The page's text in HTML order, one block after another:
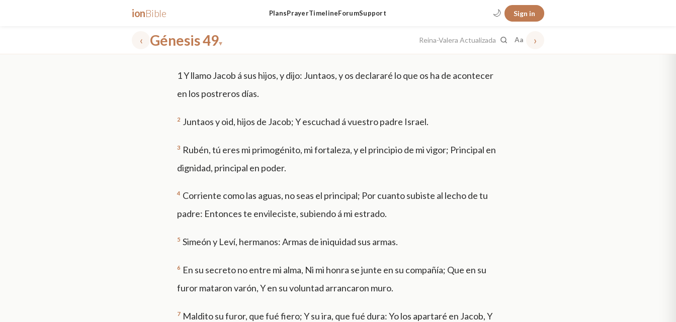
ionBible PlansPrayerTimelineForumSupport 🌙 Sign in
‹ Génesis 49▾ Reina-Valera Actualizada Aa ›
1Y llamo Jacob á sus hijos, y dijo: Juntaos, y os declararé lo que os ha de acontecer
en los postreros días.
2 Juntaos y oid, hijos de Jacob; Y escuchad á vuestro padre Israel.
3 Rubén, tú eres mi primogénito, mi fortaleza, y el principio de mi vigor; Principal en
dignidad, principal en poder.
4 Corriente como las aguas, no seas el principal; Por cuanto subiste al lecho de tu
padre: Entonces te envileciste, subiendo á mi estrado.
5 Simeón y Leví, hermanos: Armas de iniquidad sus armas.
6 En su secreto no entre mi alma, Ni mi honra se junte en su compañía; Que en su
furor mataron varón, Y en su voluntad arrancaron muro.
7 Maldito su furor, que fué fiero; Y su ira, que fué dura: Yo los apartaré en Jacob, Y